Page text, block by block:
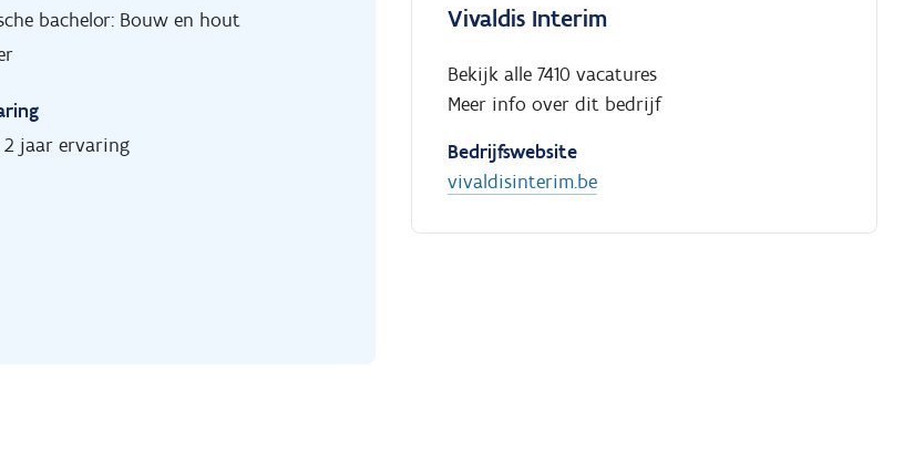
bachelor: Bouw en hout
2 jaar ervaring
Vivaldis Interim
Bekijk alle 7410 vacatures
Meer info over dit bedrijf
Bedrijfswebsite
vivaldisinterim.be